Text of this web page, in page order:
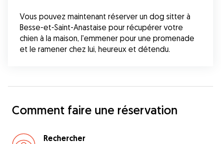
Vous pouvez maintenant réserver un dog sitter à
Besse-et-Saint-Anastaise pour récupérer votre
chien à la maison, l'emmener pour une promenade
et le ramener chez lui, heureux et détendu.
Comment faire une réservation
Rechercher